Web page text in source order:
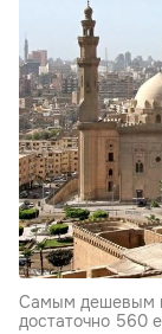
Самым дешевым
достаточно 560